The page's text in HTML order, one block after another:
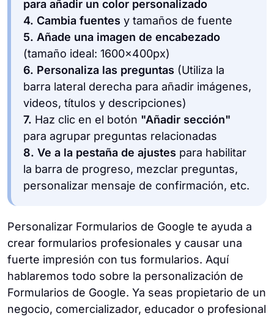
para añadir un color personalizado
4. Cambia fuentes y tamaños de fuente
5. Añade una imagen de encabezado
(tamaño ideal: 1600x400px)
6. Personaliza las preguntas (Utiliza la
barra lateral derecha para añadir imágenes,
videos, títulos y descripciones)
7. Haz clic en el botón "Añadir sección"
para agrupar preguntas relacionadas
8. Ve a la pestaña de ajustes para habilitar
la barra de progreso, mezclar preguntas,
personalizar mensaje de confirmación, etc.
Personalizar Formularios de Google te ayuda a
crear formularios profesionales y causar una
fuerte impresión con tus formularios. Aquí
hablaremos todo sobre la personalización de
Formularios de Google. Ya seas propietario de un
negocio, comercializador, educador o profesional